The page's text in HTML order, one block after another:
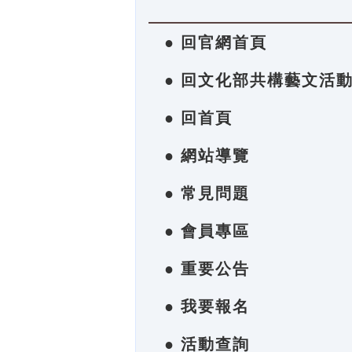
● 回官網首頁
● 回文化部共構藝文活
● 回首頁
● 網站導覽
● 常見問題
● 會員專區
● 重要公告
● 我要報名
● 活動查詢